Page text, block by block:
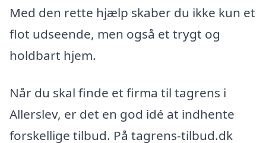
Med den rette hjælp skaber du ikke kun et
flot udseende, men også et trygt og
holdbart hjem.
Når du skal finde et firma til tagrens i
Allerslev, er det en god idé at indhente
forskellige tilbud. På tagrens-tilbud.dk